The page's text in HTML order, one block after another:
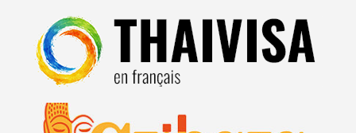
contenu